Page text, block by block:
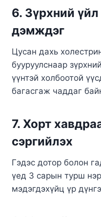
6. Зүрхний
дэмждэг
​Цусан дахь
бууруулснаар
үүнтэй холбоотой
багасгаж чаддаг
7. Хорт
сэргийлэх
Гэдэс дотор болон
үед 3 сарын турш
мэдэгдэхүйц үр